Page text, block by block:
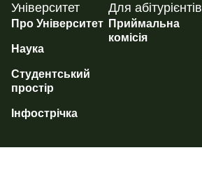
Університет
Про Університет
Наука
Студентський
простір
Інфострічка
Для абітурієнтів
Приймальна
комісія